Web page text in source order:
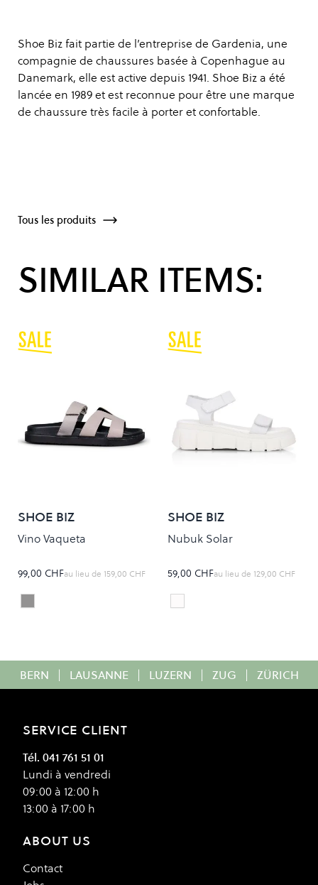
Shoe Biz fait partie de l’entreprise de Gardenia, une
compagnie de chaussures basée à Copenhague au
Danemark, elle est active depuis 1941. Shoe Biz a été
lancée en 1989 et est reconnue pour être une marque
de chaussure très facile à porter et confortable.
Tous les produits
SIMILAR ITEMS:
SHOE BIZ
Vino Vaqueta
99,00 CHFau lieu de 159,00 CHF
Colour
Taupe
SHOE BIZ
Nubuk Solar
59,00 CHFau lieu de 129,00 CHF
Colour
White
BERN | LAUSANNE | LUZERN | ZUG | ZÜRICH
SERVICE CLIENT
Tél. 041 761 51 01
Lundi à vendredi
09:00 à 12:00 h
13:00 à 17:00 h
ABOUT US
Contact